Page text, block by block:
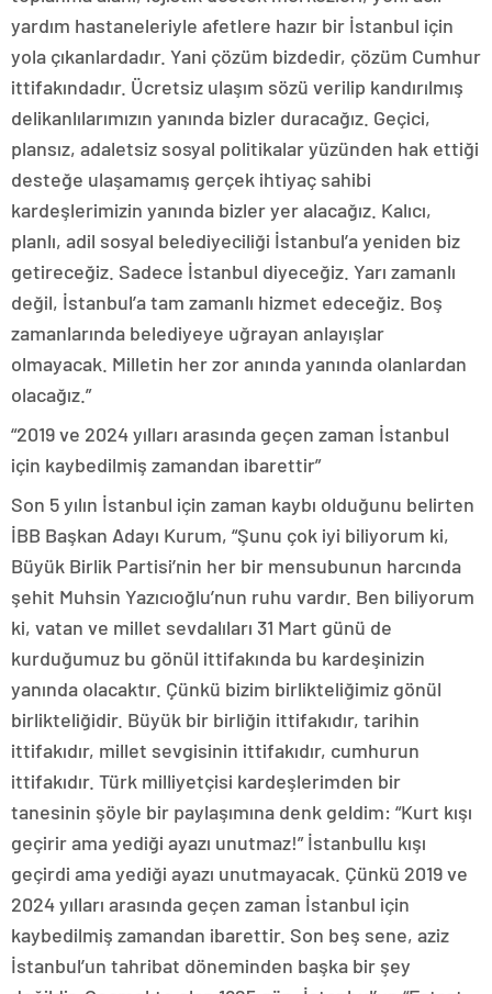
yardım hastaneleriyle afetlere hazır bir İstanbul için
yola çıkanlardadır. Yani çözüm bizdedir, çözüm Cumhur
ittifakındadır. Ücretsiz ulaşım sözü verilip kandırılmış
delikanlılarımızın yanında bizler duracağız. Geçici,
plansız, adaletsiz sosyal politikalar yüzünden hak ettiği
desteğe ulaşamamış gerçek ihtiyaç sahibi
kardeşlerimizin yanında bizler yer alacağız. Kalıcı,
planlı, adil sosyal belediyeciliği İstanbul’a yeniden biz
getireceğiz. Sadece İstanbul diyeceğiz. Yarı zamanlı
değil, İstanbul’a tam zamanlı hizmet edeceğiz. Boş
zamanlarında belediyeye uğrayan anlayışlar
olmayacak. Milletin her zor anında yanında olanlardan
olacağız.”
“2019 ve 2024 yılları arasında geçen zaman İstanbul
için kaybedilmiş zamandan ibarettir”
Son 5 yılın İstanbul için zaman kaybı olduğunu belirten
İBB Başkan Adayı Kurum, “Şunu çok iyi biliyorum ki,
Büyük Birlik Partisi’nin her bir mensubunun harcında
şehit Muhsin Yazıcıoğlu’nun ruhu vardır. Ben biliyorum
ki, vatan ve millet sevdalıları 31 Mart günü de
kurduğumuz bu gönül ittifakında bu kardeşinizin
yanında olacaktır. Çünkü bizim birlikteliğimiz gönül
birlikteliğidir. Büyük bir birliğin ittifakıdır, tarihin
ittifakıdır, millet sevgisinin ittifakıdır, cumhurun
ittifakıdır. Türk milliyetçisi kardeşlerimden bir
tanesinin şöyle bir paylaşımına denk geldim: “Kurt kışı
geçirir ama yediği ayazı unutmaz!” İstanbullu kışı
geçirdi ama yediği ayazı unutmayacak. Çünkü 2019 ve
2024 yılları arasında geçen zaman İstanbul için
kaybedilmiş zamandan ibarettir. Son beş sene, aziz
İstanbul’un tahribat döneminden başka bir şey